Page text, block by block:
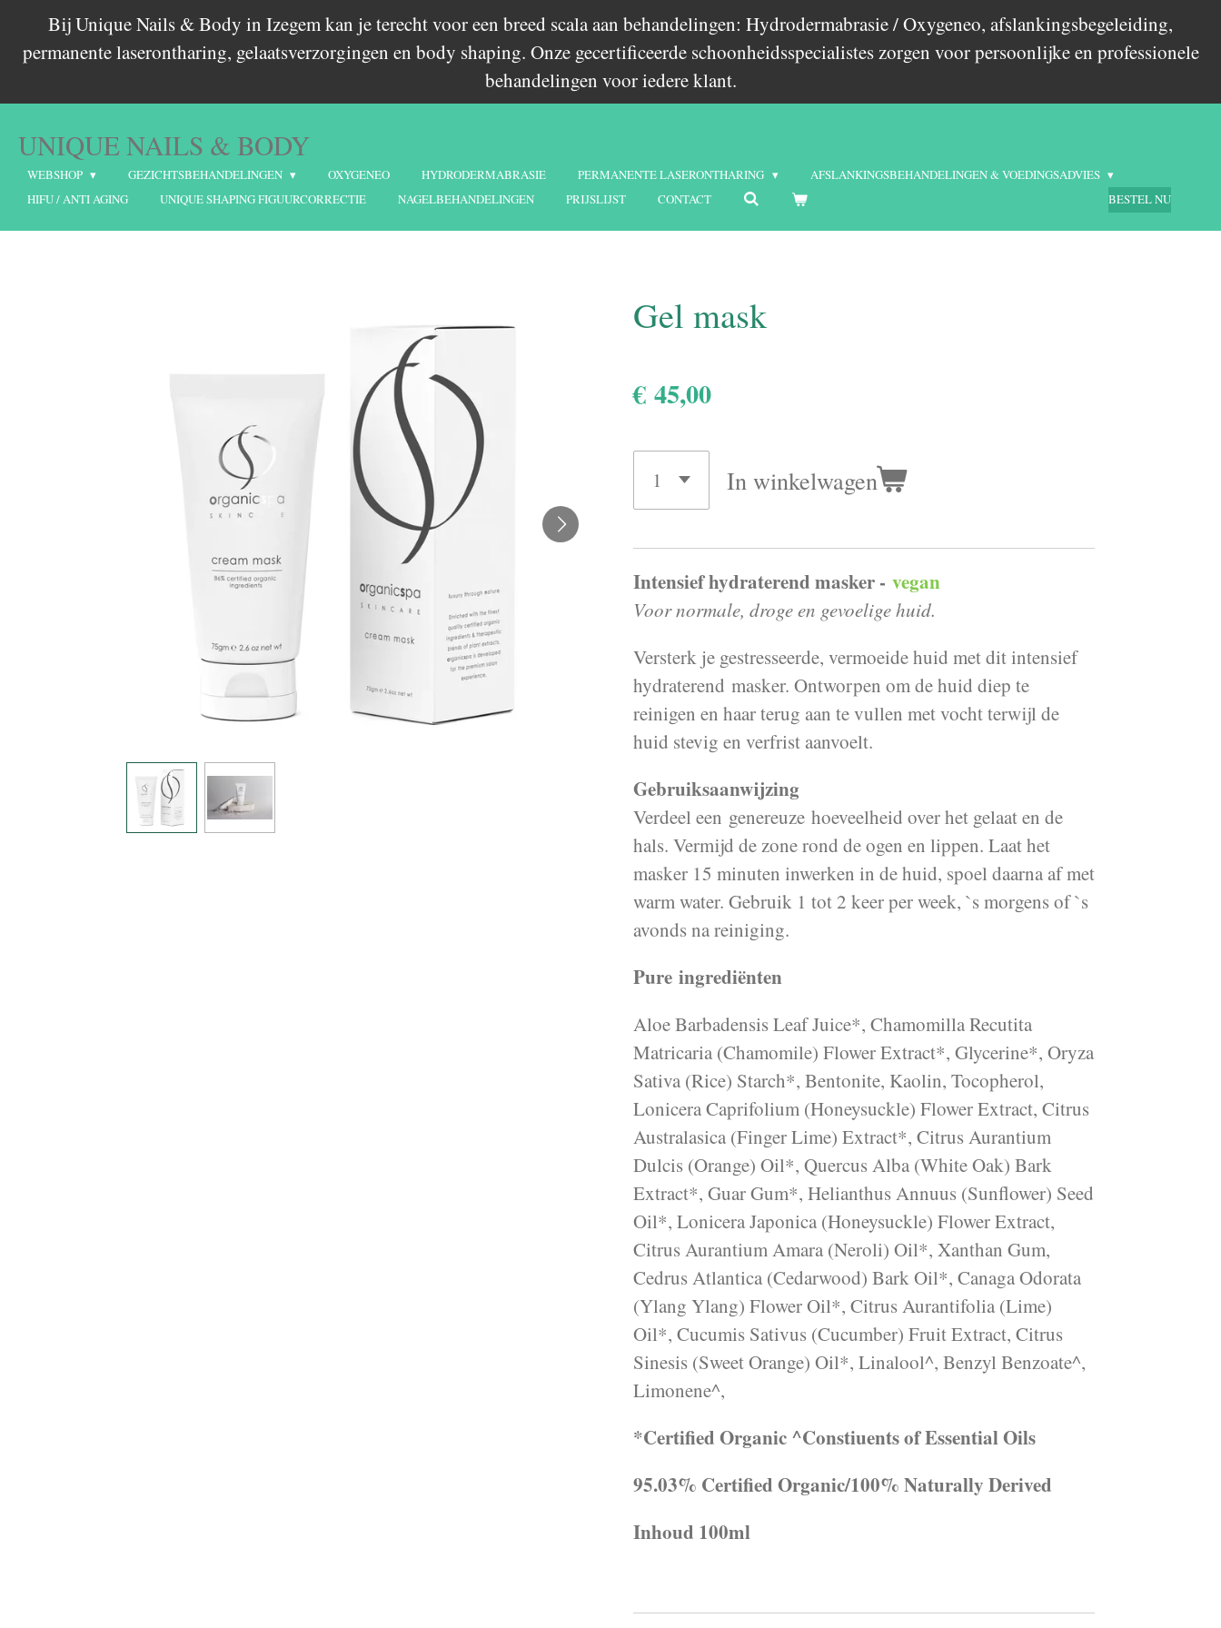
direct
de
hoofdinhoud
Bij Unique Nails & Body in Izegem kan je terecht voor een breed scala aan behandelingen: Hydrodermabrasie / Oxygeneo, afslankingsbegeleiding,
permanente laserontharing, gelaatsverzorgingen en body shaping. Onze gecertificeerde schoonheidsspecialistes zorgen voor persoonlijke en professionele
behandelingen voor iedere klant.
UNIQUE NAILS & BODY
WEBSHOP GEZICHTSBEHANDELINGEN OXYGENEO HYDRODERMABRASIE PERMANENTE LASERONTHARING
AFSLANKINGSBEHANDELINGEN & VOEDINGSADVIES
HIFU / ANTI AGING
UNIQUE SHAPING FIGUURCORRECTIE NAGELBEHANDELINGEN PRIJSLIJST CONTACT BESTEL NU
Gel mask
€ 45,00
In winkelwagen
Intensief hydraterend masker - vegan
Voor normale, droge en gevoelige huid.
Versterk je gestresseerde, vermoeide huid met dit intensief
hydraterend masker. Ontworpen om de huid diep te
reinigen en haar terug aan te vullen met vocht terwijl de
huid stevig en verfrist aanvoelt.
Gebruiksaanwijzing
Verdeel een genereuze hoeveelheid over het gelaat en de
hals. Vermijd de zone rond de ogen en lippen. Laat het
masker 15 minuten inwerken in de huid, spoel daarna af met
warm water. Gebruik 1 tot 2 keer per week, `s morgens of `s
avonds na reiniging.
Pure ingrediënten
Aloe Barbadensis Leaf Juice*, Chamomilla Recutita
Matricaria (Chamomile) Flower Extract*, Glycerine*, Oryza
Sativa (Rice) Starch*, Bentonite, Kaolin, Tocopherol,
Lonicera Caprifolium (Honeysuckle) Flower Extract, Citrus
Australasica (Finger Lime) Extract*, Citrus Aurantium
Dulcis (Orange) Oil*, Quercus Alba (White Oak) Bark
Extract*, Guar Gum*, Helianthus Annuus (Sunflower) Seed
Oil*, Lonicera Japonica (Honeysuckle) Flower Extract,
Citrus Aurantium Amara (Neroli) Oil*, Xanthan Gum,
Cedrus Atlantica (Cedarwood) Bark Oil*, Canaga Odorata
(Ylang Ylang) Flower Oil*, Citrus Aurantifolia (Lime)
Oil*, Cucumis Sativus (Cucumber) Fruit Extract, Citrus
Sinesis (Sweet Orange) Oil*, Linalool^, Benzyl Benzoate^,
Limonene^,
*Certified Organic ^Constiuents of Essential Oils
95.03% Certified Organic/100% Naturally Derived
Inhoud 100ml